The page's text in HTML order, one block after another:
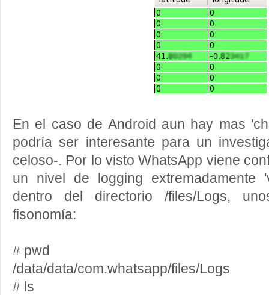
En el caso de Android aun hay mas
podría ser interesante para un
celoso-. Por lo visto WhatsApp viene
un nivel de logging extremadamente
dentro del directorio /files/Logs,
fisonomía:
# pwd
/data/data/com.whatsapp/files/Logs
# ls